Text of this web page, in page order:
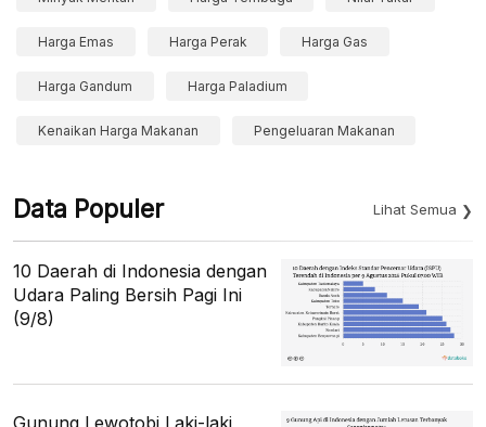
Harga Emas Harga Perak Harga Gas
Harga Gandum Harga Paladium
Kenaikan Harga Makanan Pengeluaran Makanan
Data Populer Lihat Semua
10 Daerah di Indonesia dengan
Udara Paling Bersih Pagi Ini
(9/8)